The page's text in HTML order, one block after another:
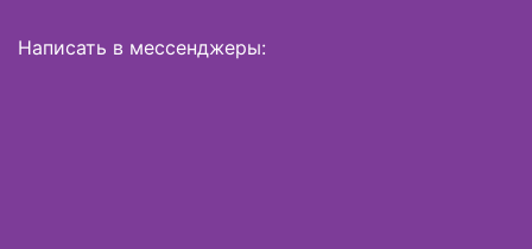
Написать в мессенджеры: